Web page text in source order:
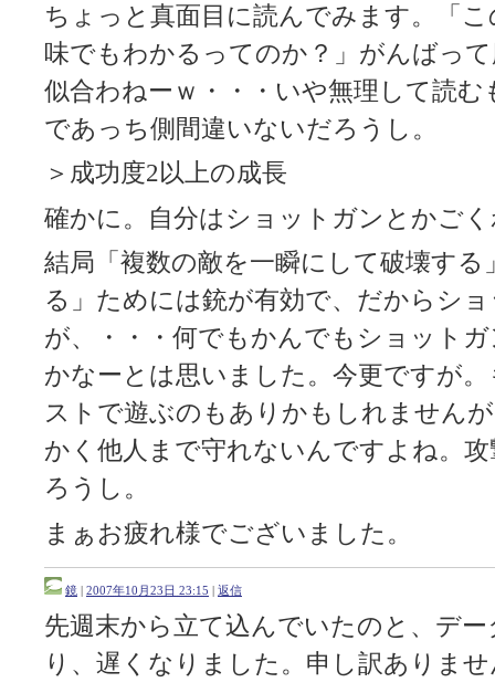
ちょっと真面目に読んでみます。「
味でもわかるってのか？」がんばっ
似合わねーｗ・・・いや無理して読
であっち側間違いないだろうし。
＞成功度2以上の成長
確かに。自分はショットガンとかご
結局「複数の敵を一瞬にして破壊す
る」ためには銃が有効で、だからシ
が、・・・何でもかんでもショット
かなーとは思いました。今更ですが
ストで遊ぶのもありかもしれません
かく他人まで守れないんですよね。
ろうし。
まぁお疲れ様でございました。
鏡 | 2007年10月23日 23:15 | 返信
先週末から立て込んでいたのと、デ
り、遅くなりました。申し訳ありま